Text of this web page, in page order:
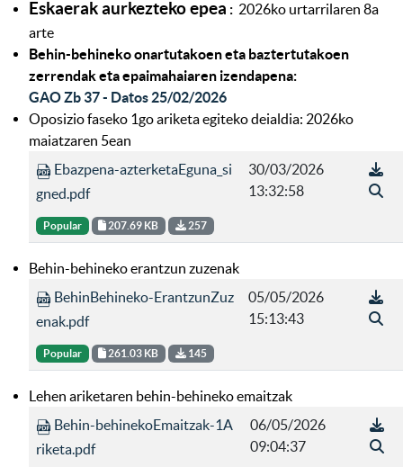
Eskaerak aurkezteko epea : 2026ko urtarrilaren 8a
arte
Behin-behineko onartutakoen eta baztertutakoen
zerrendak eta epaimahaiaren izendapena:
GAO Zb 37 - Datos 25/02/2026
Oposizio faseko 1go ariketa egiteko deialdia: 2026ko
maiatzaren 5ean
Ebazpena-azterketaEguna_si
gned.pdf
Popular 207.69 KB 257
30/03/2026
13:32:58
Behin-behineko erantzun zuzenak
BehinBehineko-ErantzunZuz
enak.pdf
Popular 261.03 KB 145
05/05/2026
15:13:43
Lehen ariketaren behin-behineko emaitzak
Behin-behinekoEmaitzak-1A
riketa.pdf
06/05/2026
09:04:37